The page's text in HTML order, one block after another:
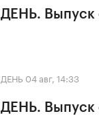
ДЕНЬ. Выпуск
ДЕНЬ 04 авг, 14:33
ДЕНЬ. Выпуск